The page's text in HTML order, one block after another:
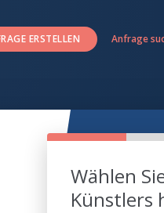
ERSTELLEN Anfrage
Wählen
Künstlers